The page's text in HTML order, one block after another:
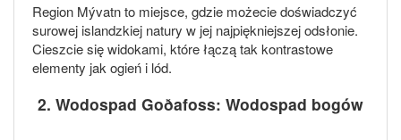
Region Mývatn to miejsce, gdzie możecie doświadczyć
surowej islandzkiej natury w jej najpiękniejszej odsłonie.
Cieszcie się widokami, które łączą tak kontrastowe
elementy jak ogień i lód.
2. Wodospad Goðafoss: Wodospad bogów